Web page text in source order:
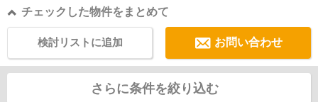
チェックした物件をまとめて
お問い合わせ
検討リストに追加
さらに条件を絞り込む